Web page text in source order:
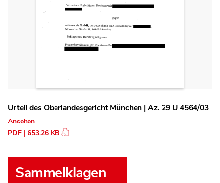
Urteil des Oberlandesgericht München | Az. 29 U 4564/03
Ansehen
PDF | 653.26 KB
Sammelklagen